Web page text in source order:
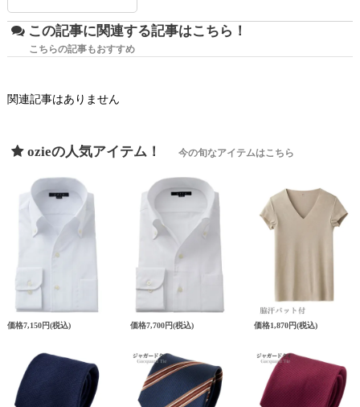
この記事に関連する記事はこちら！
こちらの記事もおすすめ
関連記事はありません
ozieの人気アイテム！ 今の旬なアイテムはこちら
価格7,150円(税込) 価格7,700円(税込) 価格1,870円(税込)